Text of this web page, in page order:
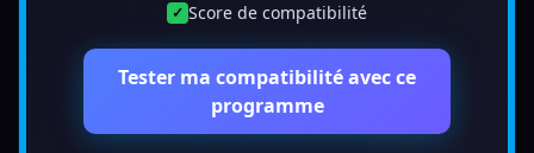
✓ Score de compatibilité
Tester ma compatibilité avec ce
programme